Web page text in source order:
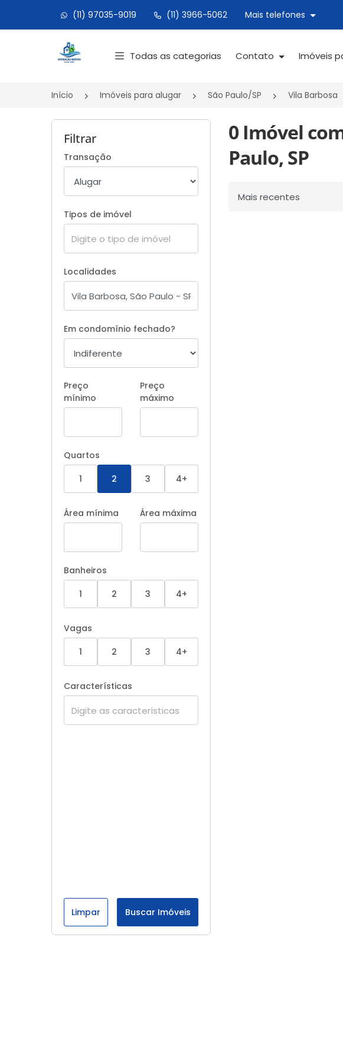
(11) 97035-9019 (11) 3966-5062 Mais telefones
Página inicial
Todas as categorias Contato Imóveis
Início Imóveis para alugar São Paulo/SP Vila Barbosa
Filtrar
Transação
Tipos de imóvel
Localidades
Em condomínio fechado?
Preço
mínimo
Preço
máximo
Quartos
1
2 3 4+
Área mínima Área máxima
Banheiros
1
2 3 4+
Vagas
1
2 3 4+
Características
Limpar Buscar Imóveis
0 Imóvel
Paulo, SP
Ordenar por